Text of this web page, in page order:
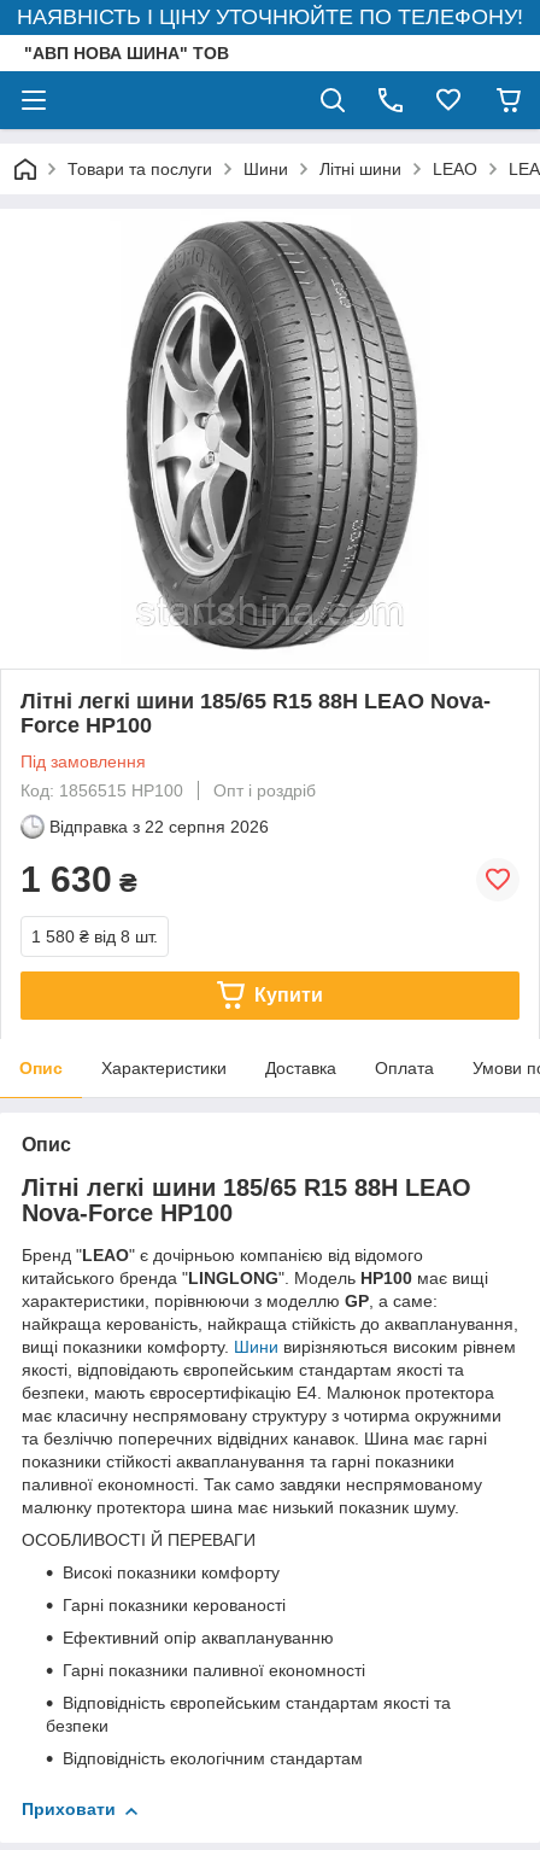
НАЯВНІСТЬ І ЦІНУ УТОЧНЮЙТЕ ПО ТЕЛЕФОНУ!
"АВП НОВА ШИНА" ТОВ
Товари та послуги Шини Літні шини LEAO
Літні легкі шини 185/65 R15 88H LEAO Nova-
Force HP100
Під замовлення
Код: 1856515 HP100
Опт і роздріб
Відправка з 22 серпня 2026
1 630 ₴
1 580 ₴ від 8 шт.
Купити
Опис Характеристики Доставка Оплата Умови
Опис
Літні легкі шини 185/65 R15 88H LEAO
Nova-Force HP100
Бренд "LEAO" є дочірньою компанією від відомого
китайського бренда "LINGLONG". Модель HP100 має вищі
характеристики, порівнюючи з моделлю GP, а саме:
найкраща керованість, найкраща стійкість до аквапланування,
вищі показники комфорту. Шини вирізняються високим рівнем
якості, відповідають європейським стандартам якості та
безпеки, мають євросертифікацію E4. Малюнок протектора
має класичну неспрямовану структуру з чотирма окружними
та безліччю поперечних відвідних канавок. Шина має гарні
показники стійкості аквапланування та гарні показники
паливної економності. Так само завдяки неспрямованому
малюнку протектора шина має низький показник шуму.
ОСОБЛИВОСТІ Й ПЕРЕВАГИ
Високі показники комфорту
Гарні показники керованості
Ефективний опір акваплануванню
Гарні показники паливної економності
Відповідність європейським стандартам якості та
безпеки
Відповідність екологічним стандартам
Приховати